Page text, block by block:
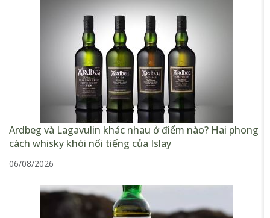
Ardbeg và Lagavulin khác nhau ở điểm nào? Hai phong
cách whisky khói nổi tiếng của Islay
06/08/2026